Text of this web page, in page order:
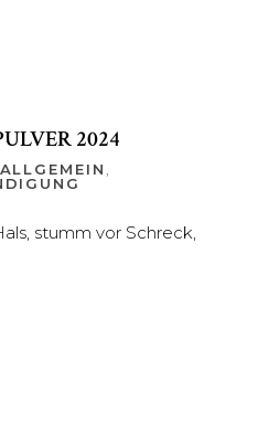
2024
ALLGEMEIN
stumm vor Schreck,